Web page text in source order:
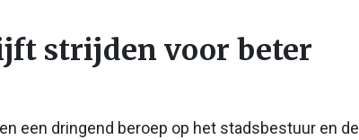
strijden voor beter
een dringend beroep op het stadsbestuur en de